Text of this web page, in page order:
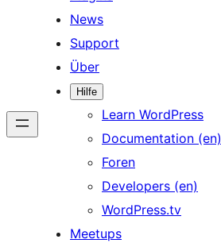
News
Support
Über
Hilfe
Learn WordPress
Documentation (en)
Foren
Developers (en)
WordPress.tv
Meetups